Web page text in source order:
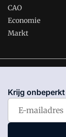
CAO
Economie
Markt
waar VMN media
volgende
Privacy en
Krijg